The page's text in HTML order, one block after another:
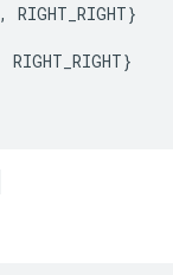
, RIGHT_RIGHT}
RIGHT_RIGHT}